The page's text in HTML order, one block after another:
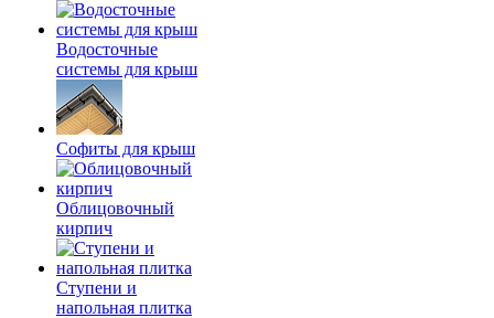
Водосточные
системы для крыш
Софиты для крыш
Облицовочный
кирпич
Ступени и
напольная плитка